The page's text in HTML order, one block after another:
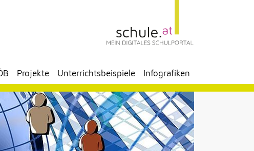
Projekte Unterrichtsbeispiele Infografiken